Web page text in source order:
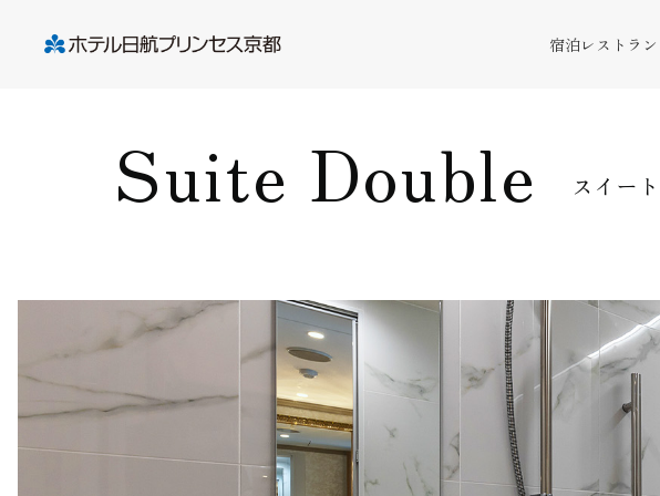
宿泊レストラ
Suite Double スイー